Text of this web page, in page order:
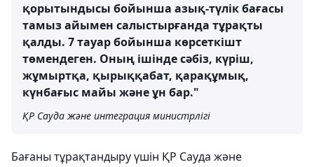
қорытындысы бойынша азық-түлік бағасы
тамыз айымен салыстырғанда тұрақты
қалды. 7 тауар бойынша көрсеткішт
төмендеген. Оның ішінде сәбіз, күріш,
жұмыртқа, қырыққабат, қарақұмық,
күнбағыс майы және ұн бар."
ҚР Сауда және интеграция министрлігі
Бағаны тұрақтандыру үшін ҚР Сауда және